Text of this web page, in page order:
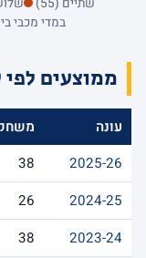
שתיים (55)
במדי מכבי ביורוליג (מ-2007
ממוצעים לפי
עונה
2025-26
38
2024-25
26
2023-24
38